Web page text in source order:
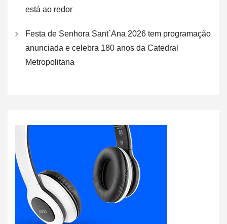
está ao redor
Festa de Senhora Sant`Ana 2026 tem programação
anunciada e celebra 180 anos da Catedral
Metropolitana